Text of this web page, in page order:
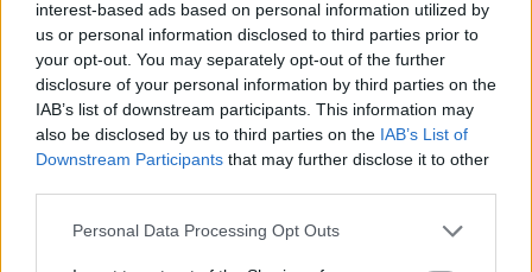
interest-based ads based on personal information utilized by
us or personal information disclosed to third parties prior to
your opt-out. You may separately opt-out of the further
disclosure of your personal information by third parties on the
IAB’s list of downstream participants. This information may
also be disclosed by us to third parties on the IAB’s List of
Downstream Participants that may further disclose it to other
Please note that this website/app uses one or more Google
Personal Data Processing Opt Outs
Πηγή φωτογραφίας / Cuclades Live